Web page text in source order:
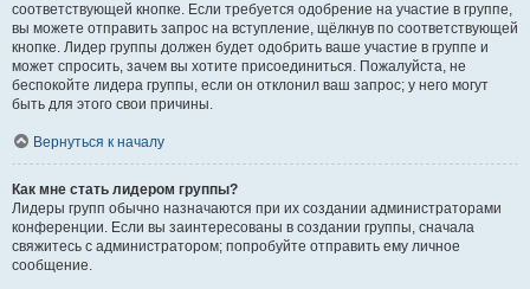
соответствующей кнопке. Если требуется одобрение на участие в группе,
вы можете отправить запрос на вступление, щёлкнув по соответствующей
кнопке. Лидер группы должен будет одобрить ваше участие в группе и
может спросить, зачем вы хотите присоединиться. Пожалуйста, не
беспокойте лидера группы, если он отклонил ваш запрос; у него могут
быть для этого свои причины.
Вернуться к началу
Как мне стать лидером группы?
Лидеры групп обычно назначаются при их создании администраторами
конференции. Если вы заинтересованы в создании группы, сначала
свяжитесь с администратором; попробуйте отправить ему личное
сообщение.